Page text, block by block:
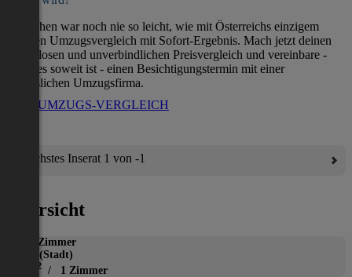
Umziehen war noch nie so leicht, wie mit Österreichs einzigem
direkten Umzugsvergleich mit Sofort-Ergebnis. Mach jetzt deinen
kostenlosen und unverbindlichen Preisvergleich und vereinbare -
wenn es soweit ist - einen Besichtigungstermin mit einer
verlässlichen Umzugsfirma.
ZUM UMZUGS-VERGLEICH
Nächstes Inserat 1 von -1
Übersicht
WG-Zimmer
Steyr(Stadt)
2 / 1 Zimmer